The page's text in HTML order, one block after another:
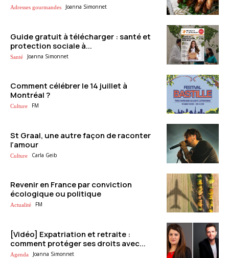
Adresses gourmandes Joanna Simonnet
Guide gratuit à télécharger : santé et
protection sociale à...
Santé Joanna Simonnet
Comment célébrer le 14 juillet à
Montréal ?
Culture FM
St Graal, une autre façon de raconter
l’amour
Culture Carla Geib
Revenir en France par conviction
écologique ou politique
Actualité FM
[Vidéo] Expatriation et retraite :
comment protéger ses droits avec...
Agenda Joanna Simonnet